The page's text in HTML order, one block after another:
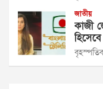
জাতীয়
কাজী